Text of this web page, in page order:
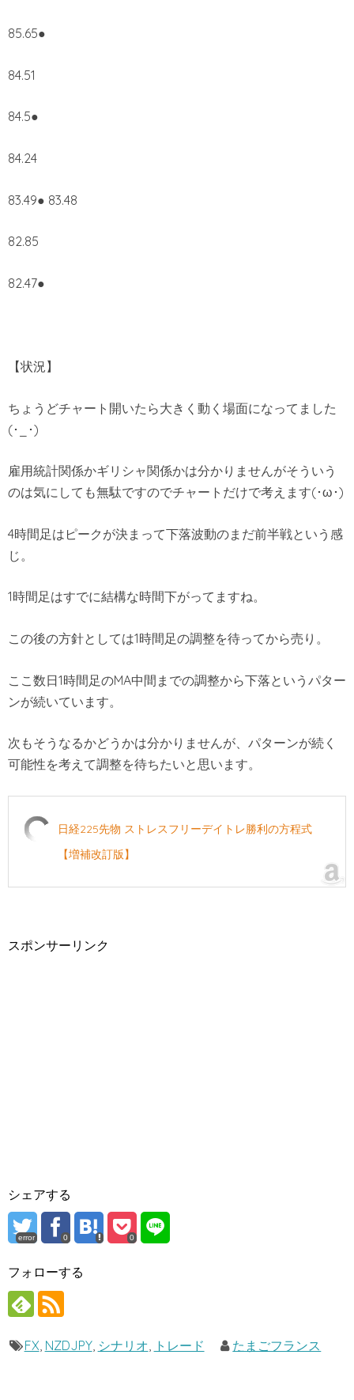
85.65●
84.51
84.5●
84.24
83.49● 83.48
82.85
82.47●
【状況】
ちょうどチャート開いたら大きく動く場面になってました
(･_･)
雇用統計関係かギリシャ関係かは分かりませんがそういう
のは気にしても無駄ですのでチャートだけで考えます(･ω･)
4時間足はピークが決まって下落波動のまだ前半戦という感
じ。
1時間足はすでに結構な時間下がってますね。
この後の方針としては1時間足の調整を待ってから売り。
ここ数日1時間足のMA中間までの調整から下落というパター
ンが続いています。
次もそうなるかどうかは分かりませんが、パターンが続く
可能性を考えて調整を待ちたいと思います。
日経225先物 ストレスフリーデイトレ勝利の方程式
【増補改訂版】
スポンサーリンク
シェアする
error 0 0
フォローする
FX NZDJPY, シナリオ トレード たまごフランス